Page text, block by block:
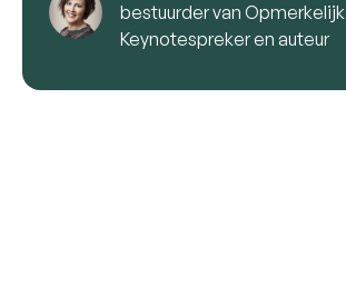
bestuurder van Opmerkelijk
Keynotespreker en auteur